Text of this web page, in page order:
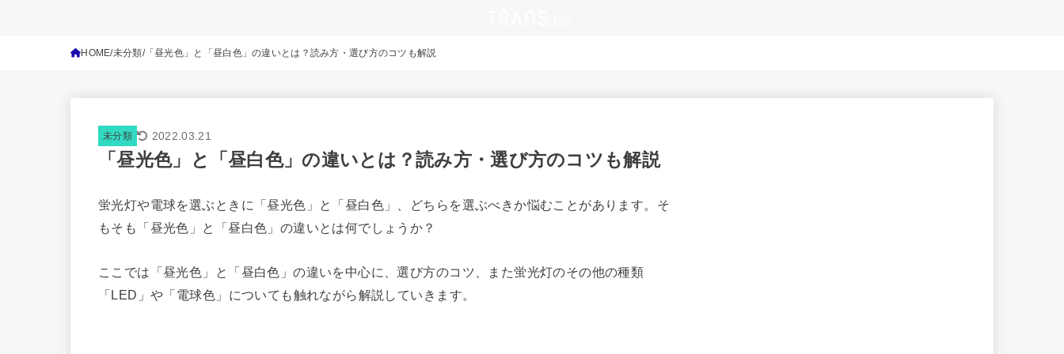
HOME 未分類 「昼光色」と「昼白色」の違いとは？読み方・選び方のコツも解説
未分類 2022.03.21
「昼光色」と「昼白色」の違いとは？読み方・選び方のコツも解説
蛍光灯や電球を選ぶときに「昼光色」と「昼白色」、どちらを選ぶべきか悩むことがあります。そ
もそも「昼光色」と「昼白色」の違いとは何でしょうか？
ここでは「昼光色」と「昼白色」の違いを中心に、選び方のコツ、また蛍光灯のその他の種類
「LED」や「電球色」についても触れながら解説していきます。